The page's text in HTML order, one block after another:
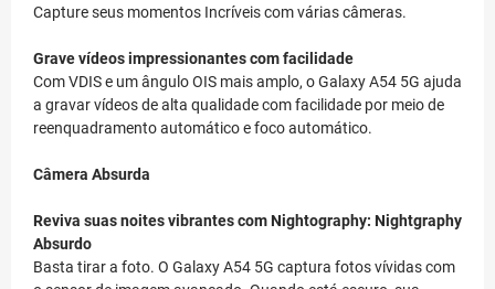
Capture seus momentos Incríveis com várias câmeras.
Grave vídeos impressionantes com facilidade
Com VDIS e um ângulo OIS mais amplo, o Galaxy A54 5G ajuda
a gravar vídeos de alta qualidade com facilidade por meio de
reenquadramento automático e foco automático.
Câmera Absurda
Reviva suas noites vibrantes com Nightography: Nightgraphy
Absurdo
Basta tirar a foto. O Galaxy A54 5G captura fotos vívidas com